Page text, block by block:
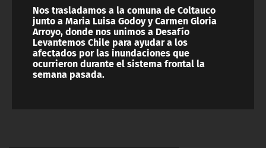
Nos trasladamos a la comuna de Coltauco
junto a Maria Luisa Godoy y Carmen Gloria
Arroyo, donde nos unimos a Desafío
Levantemos Chile para ayudar a los
afectados por las inundaciones que
ocurrieron durante el sistema frontal la
semana pasada.